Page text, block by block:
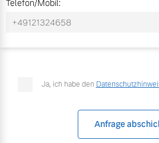
Telefon/Mobil:
Ja, ich habe den
Anfrage